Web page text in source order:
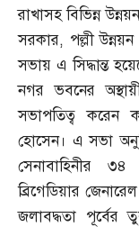
রাখাসহ বিভিন্ন
সরকার, পল্লী
সভায় এ সিদ্ধান্ত
নগর ভবনের
সভাপতিত্ব করেন
হোসেন। এ সভা
সেনাবাহিনীর ৩৪
ব্রিগেডিয়ার
জলাবদ্ধতা পূর্বের